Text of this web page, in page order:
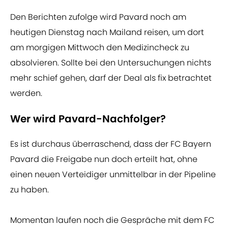
Den Berichten zufolge wird Pavard noch am
heutigen Dienstag nach Mailand reisen, um dort
am morgigen Mittwoch den Medizincheck zu
absolvieren. Sollte bei den Untersuchungen nichts
mehr schief gehen, darf der Deal als fix betrachtet
werden.
Wer wird Pavard-Nachfolger?
Es ist durchaus überraschend, dass der FC Bayern
Pavard die Freigabe nun doch erteilt hat, ohne
einen neuen Verteidiger unmittelbar in der Pipeline
zu haben.
Momentan laufen noch die Gespräche mit dem FC